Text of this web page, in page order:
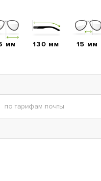
мм 130 мм 15 мм
по тарифам почты